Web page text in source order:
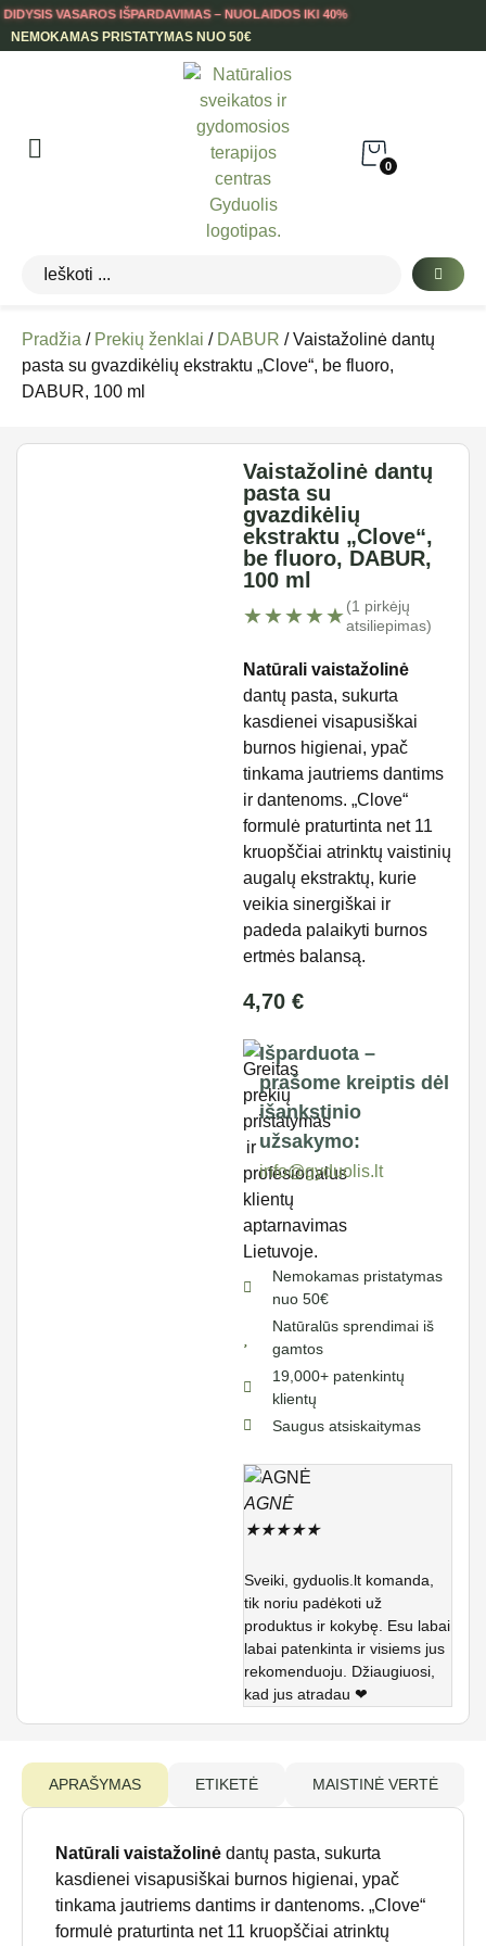
DIDYSIS VASAROS IŠPARDAVIMAS – NUOLAIDOS IKI 40%
NEMOKAMAS PRISTATYMAS NUO 50€
0
Pradžia / Prekių ženklai / DABUR / Vaistažolinė dantų
pasta su gvazdikėlių ekstraktu „Clove“, be fluoro,
DABUR, 100 ml
Vaistažolinė dantų
pasta su
gvazdikėlių
ekstraktu „Clove“,
be fluoro, DABUR,
100 ml
★★★★★
★★★★★(1 pirkėjų
atsiliepimas)
Natūrali vaistažolinė
dantų pasta, sukurta
kasdienei visapusiškai
burnos higienai, ypač
tinkama jautriems dantims
ir dantenoms. „Clove“
formulė praturtinta net 11
kruopščiai atrinktų vaistinių
augalų ekstraktų, kurie
veikia sinergiškai ir
padeda palaikyti burnos
ertmės balansą.
4,70 €
Išparduota –
prašome kreiptis dėl
išankstinio
užsakymo:
info@gyduolis.lt
Nemokamas pristatymas
nuo 50€
Natūralūs sprendimai iš
gamtos
19,000+ patenkintų
klientų
Saugus atsiskaitymas
AGNĖ
★★★★★
Sveiki, gyduolis.lt komanda,
tik noriu padėkoti už
produktus ir kokybę. Esu labai
labai patenkinta ir visiems jus
rekomenduoju. Džiaugiuosi,
kad jus atradau ❤
APRAŠYMAS ETIKETĖ MAISTINĖ VERTĖ
Natūrali vaistažolinė dantų pasta, sukurta
kasdienei visapusiškai burnos higienai, ypač
tinkama jautriems dantims ir dantenoms. „Clove“
formulė praturtinta net 11 kruopščiai atrinktų